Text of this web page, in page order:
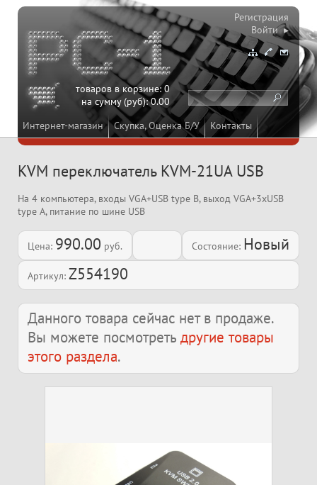
Интернет-магазин Скупка, Оценка Б/У Контакты
товаров в корзине:0
на сумму (руб):0.00
Регистрация
Войти ▸
KVM переключатель KVM-21UA USB
На 4 компьютера, входы VGA+USB type B, выход VGA+3xUSB
type A, питание по шине USB
Цена: 990.00 руб. Состояние: Новый
Артикул: Z554190
Данного товара сейчас нет в продаже.
Вы можете посмотреть другие товары
этого раздела.